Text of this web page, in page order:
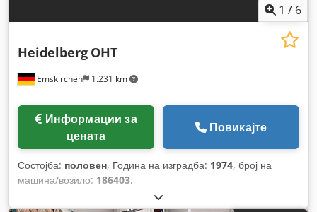
1 / 6
Emskirchen 1.231 km
Heidelberg OHT
цената
Повикајте
Состојба: половен, Година на изградба: 1974, број на
машина/возило: 186403,